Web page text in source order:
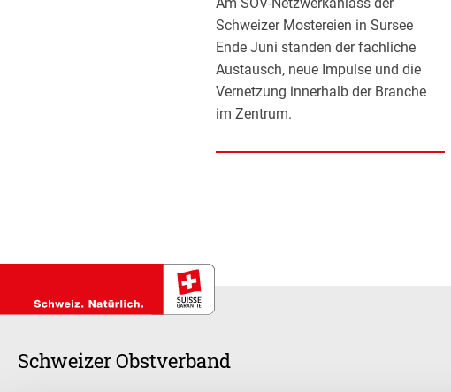
Schweizer Mostereien in Sursee
Ende Juni standen der fachliche
Austausch, neue Impulse und die
Vernetzung innerhalb der Branche
im Zentrum.
Schweizer Obstverband